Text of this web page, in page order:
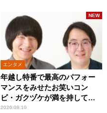
エンタメ
年越し特番で最高のパフォー
マンスをみせたお笑いコン
ビ・ガクヅケが満を持して
『オールナイトニッポン
2026.08.10
NEW